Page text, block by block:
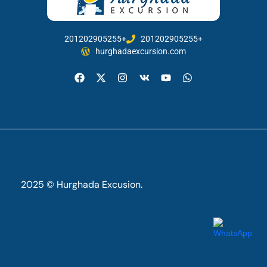
201202905255+
201202905255+
hurghadaexcursion.com
2025 © Hurghada Excusion.